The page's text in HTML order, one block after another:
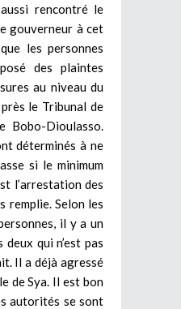
rencontré le
gouverneur à cet
les personnes
des plaintes
au niveau du
le Tribunal de
Bobo-Dioulasso.
déterminés à ne
si le minimum
l’arrestation des
remplie. Selon les
il y a un
qui n’est pas
Il a déjà agressé
de Sya. Il est bon
autorités se sont